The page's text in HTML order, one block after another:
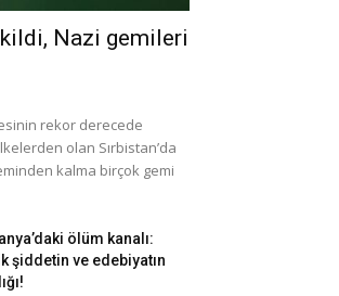
Nazi gemileri
rekor derecede
olan Sırbistan’da
kalma birçok gemi
ölüm kanalı:
şiddetin ve edebiyatın